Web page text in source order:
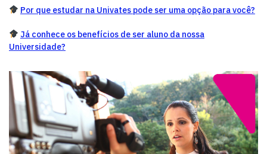
Por que estudar na Univates pode ser uma opção para você?
Já conhece os benefícios de ser aluno da nossa
Universidade?